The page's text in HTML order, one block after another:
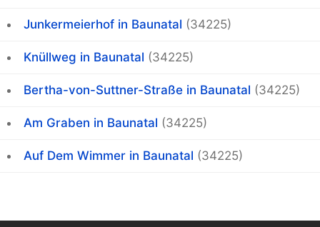
Junkermeierhof in Baunatal (34225)
Knüllweg in Baunatal (34225)
Bertha-von-Suttner-Straße in Baunatal (34225)
Am Graben in Baunatal (34225)
Auf Dem Wimmer in Baunatal (34225)